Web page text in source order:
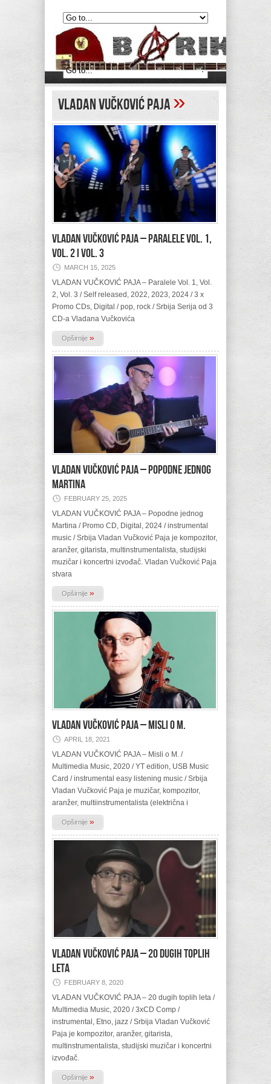
Vladan Vučković Paja»
VLADAN VUČKOVIĆ PAJA – Paralele Vol. 1,
Vol. 2 i Vol. 3
MARCH 15, 2025
VLADAN VUČKOVIĆ PAJA – Paralele Vol. 1, Vol.
2, Vol. 3 / Self released, 2022, 2023, 2024 / 3 x
Promo CDs, Digital / pop, rock / Srbija Serija od 3
CD-a Vladana Vučkovića
Opširnije »
VLADAN VUČKOVIĆ PAJA – Popodne jednog
Martina
FEBRUARY 25, 2025
VLADAN VUČKOVIĆ PAJA – Popodne jednog
Martina / Promo CD, Digital, 2024 / instrumental
music / Srbija Vladan Vučković Paja je kompozitor,
aranžer, gitarista, multinstrumentalista, studijski
muzičar i koncertni izvođač. Vladan Vučković Paja
stvara
Opširnije »
VLADAN VUČKOVIĆ PAJA – Misli o M.
APRIL 18, 2021
VLADAN VUČKOVIĆ PAJA – Misli o M. /
Multimedia Music, 2020 / YT edition, USB Music
Card / instrumental easy listening music / Srbija
Vladan Vučković Paja je muzičar, kompozitor,
aranžer, multiinstrumentalista (električna i
Opširnije »
VLADAN VUČKOVIĆ PAJA – 20 dugih toplih
leta
FEBRUARY 8, 2020
VLADAN VUČKOVIĆ PAJA – 20 dugih toplih leta /
Multimedia Music, 2020 / 3xCD Comp /
instrumental, Etno, jazz / Srbija Vladan Vučković
Paja je kompozitor, aranžer, gitarista,
multinstrumentalista, studijski muzičar i koncertni
izvođač.
Opširnije »